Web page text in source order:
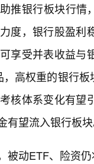
推银行板块行
度，银行股盈
享受并表收益
高权重的银行
核体系变化有
有望流入银行板
被动ETF、险资